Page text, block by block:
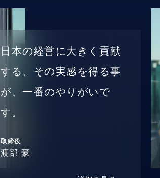
日本の経営に大きく貢献
する、その実感を得る事
が、一番のやりがいで
す。
取締役
渡部 豪